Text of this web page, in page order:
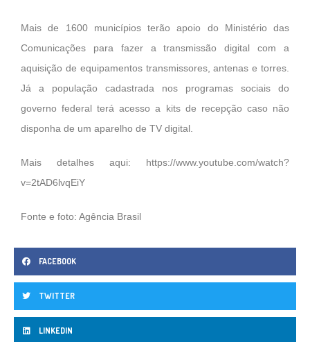
Mais de 1600 municípios terão apoio do Ministério das
Comunicações para fazer a transmissão digital com a
aquisição de equipamentos transmissores, antenas e torres.
Já a população cadastrada nos programas sociais do
governo federal terá acesso a kits de recepção caso não
disponha de um aparelho de TV digital.
Mais detalhes aqui: https://www.youtube.com/watch?
v=2tAD6lvqEiY
Fonte e foto: Agência Brasil
FACEBOOK
TWITTER
LINKEDIN